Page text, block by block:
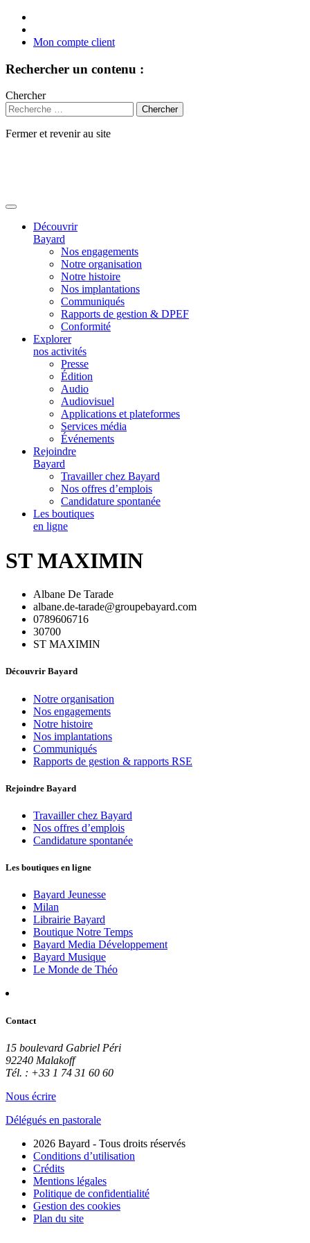
Mon compte client
Rechercher un contenu :
Chercher
Fermer et revenir au site
Découvrir
Bayard
Nos engagements
Notre organisation
Notre histoire
Nos implantations
Communiqués
Rapports de gestion & DPEF
Conformité
Explorer
nos activités
Presse
Édition
Audio
Audiovisuel
Applications et plateformes
Services média
Événements
Rejoindre
Bayard
Travailler chez Bayard
Nos offres d’emplois
Candidature spontanée
Les boutiques
en ligne
ST MAXIMIN
Albane De Tarade
albane.de-tarade@groupebayard.com
0789606716
30700
ST MAXIMIN
Découvrir Bayard
Notre organisation
Nos engagements
Notre histoire
Nos implantations
Communiqués
Rapports de gestion & rapports RSE
Rejoindre Bayard
Travailler chez Bayard
Nos offres d’emplois
Candidature spontanée
Les boutiques en ligne
Bayard Jeunesse
Milan
Librairie Bayard
Boutique Notre Temps
Bayard Media Développement
Bayard Musique
Le Monde de Théo
Contact
15 boulevard Gabriel Péri
92240 Malakoff
Tél. : +33 1 74 31 60 60
Nous écrire
Délégués en pastorale
2026 Bayard - Tous droits réservés
Conditions d’utilisation
Crédits
Mentions légales
Politique de confidentialité
Gestion des cookies
Plan du site